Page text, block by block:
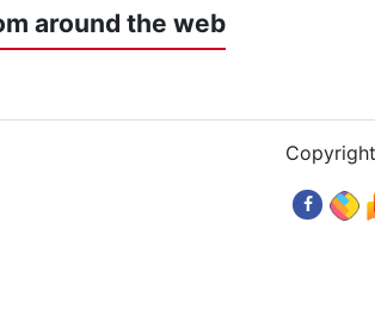
around the web